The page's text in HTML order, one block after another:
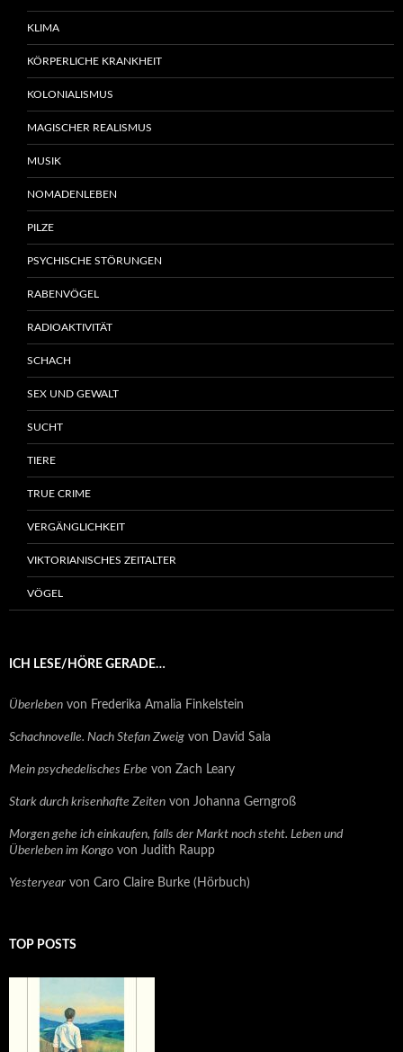
KLIMA
KÖRPERLICHE KRANKHEIT
KOLONIALISMUS
MAGISCHER REALISMUS
MUSIK
NOMADENLEBEN
PILZE
PSYCHISCHE STÖRUNGEN
RABENVÖGEL
RADIOAKTIVITÄT
SCHACH
SEX UND GEWALT
SUCHT
TIERE
TRUE CRIME
VERGÄNGLICHKEIT
VIKTORIANISCHES ZEITALTER
VÖGEL
ICH LESE/HÖRE GERADE…
Überleben von Frederika Amalia Finkelstein
Schachnovelle. Nach Stefan Zweig von David Sala
Mein psychedelisches Erbe von Zach Leary
Stark durch krisenhafte Zeiten von Johanna Gerngroß
Morgen gehe ich einkaufen, falls der Markt noch steht. Leben und
Überleben im Kongo von Judith Raupp
Yesteryear von Caro Claire Burke (Hörbuch)
TOP POSTS